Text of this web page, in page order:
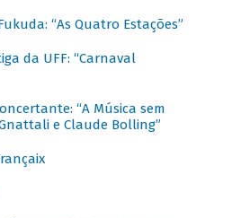
“As Quatro Estações”
da UFF: “Carnaval
“A Música sem
e Claude Bolling”